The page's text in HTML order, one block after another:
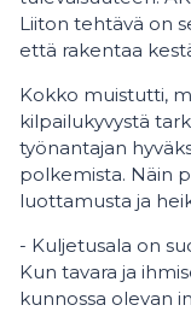
Liiton tehtävä on
että rakentaa
Kokko muistutti,
kilpailukyvystä
työnantajan
polkemista. Näin
luottamusta ja
- Kuljetusala on
Kun tavara ja
kunnossa olevan